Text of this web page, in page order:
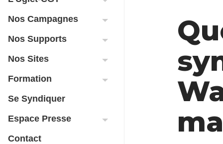
Nos Campagnes
Nos Supports
Nos Sites
Formation
Se Syndiquer
Espace Presse
Contact